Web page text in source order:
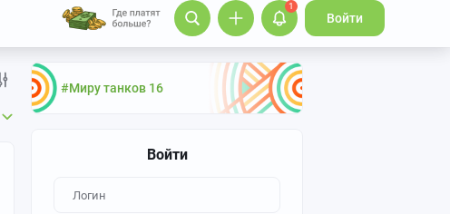
1
Войти
#Миру танков 16
Войти